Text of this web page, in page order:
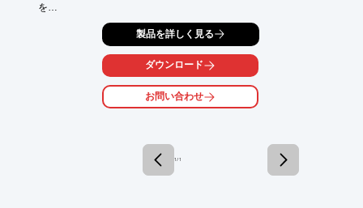
を
提供しております。
発光素子毎、発光素子内の輝度・色度・分光ムラを測定し、
信号発生パターン・測定ステップ・判定項目を簡単設定。
また、各種表示パターン毎の焼付き評価をサブピクセルレベルで
■サブピクセルレベルでの、光学特性評価・焼付き評価
■複数台のパネルモジュールを長時間・一括・自動測定
製品を詳しく見る
ダウンロード
お問い合わせ
1 / 1